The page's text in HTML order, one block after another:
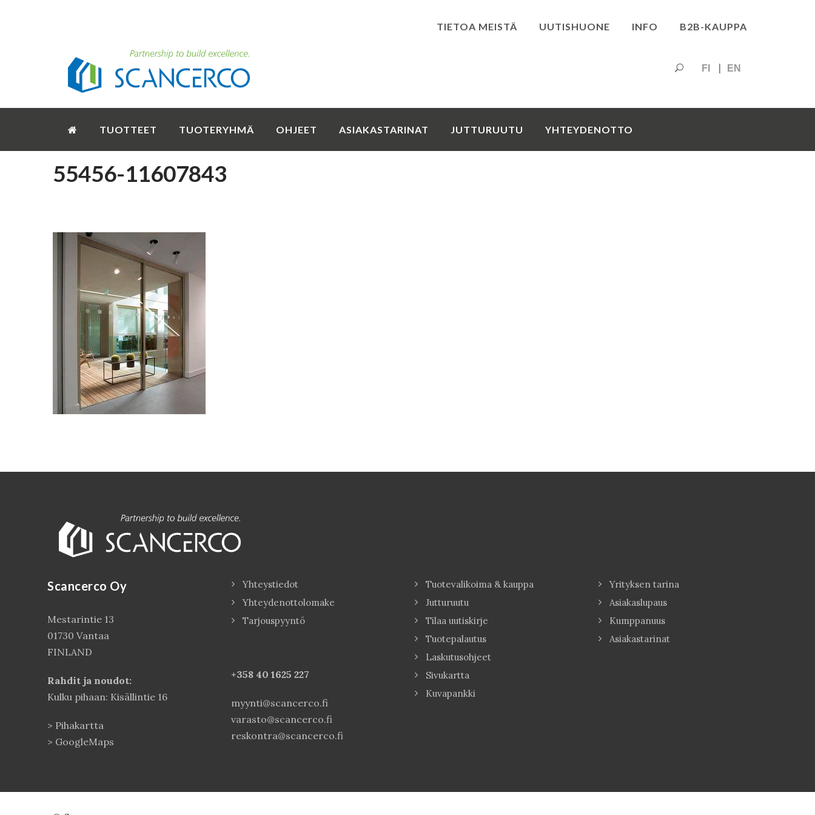
TIETOA MEISTÄ UUTISHUONE INFO B2B-KAUPPA
FI EN
TUOTTEET TUOTERYHMÄ OHJEET ASIAKASTARINAT JUTTURUUTU YHTEYDENOTTO
55456-11607843
Scancerco Oy
Mestarintie 13
01730 Vantaa
FINLAND
Rahdit ja noudot:
Kulku pihaan: Kisällintie 16
> Pihakartta
> GoogleMaps
Yhteystiedot
Yhteydenottolomake
Tarjouspyyntö
+358 40 1625 227
myynti@scancerco.fi
varasto@scancerco.fi
reskontra@scancerco.fi
Tuotevalikoima & kauppa
Jutturuutu
Tilaa uutiskirje
Tuotepalautus
Laskutusohjeet
Sivukartta
Kuvapankki
Yrityksen tarina
Asiakaslupaus
Kumppanuus
Asiakastarinat